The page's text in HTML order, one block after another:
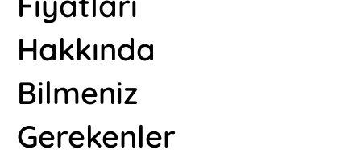
Hakkında
Bilmeniz
Gerekenler